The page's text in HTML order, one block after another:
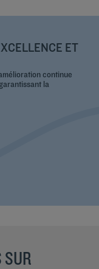
ET
continue
la
SUR